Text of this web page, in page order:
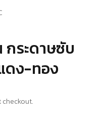
กระดาษซับ
ดง-ทอง